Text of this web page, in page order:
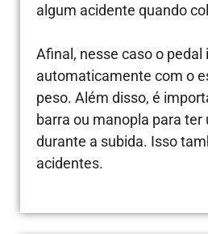
algum acidente quando
Afinal, nesse caso o pedal
automaticamente com o
peso. Além disso, é
barra ou manopla para ter
durante a subida. Isso
acidentes.